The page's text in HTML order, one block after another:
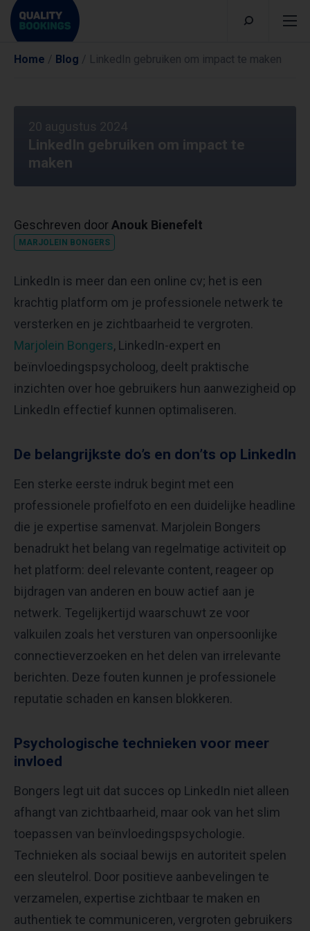
Home / Blog / LinkedIn gebruiken om impact te maken
20 augustus 2024
LinkedIn gebruiken om impact te
maken
Geschreven door Anouk Bienefelt
MARJOLEIN BONGERS
LinkedIn is meer dan een online cv; het is een
krachtig platform om je professionele netwerk te
versterken en je zichtbaarheid te vergroten.
Marjolein Bongers, LinkedIn-expert en
beïnvloedingspsycholoog, deelt praktische
inzichten over hoe gebruikers hun aanwezigheid op
LinkedIn effectief kunnen optimaliseren.
De belangrijkste do’s en don’ts op LinkedIn
Een sterke eerste indruk begint met een
professionele profielfoto en een duidelijke headline
die je expertise samenvat. Marjolein Bongers
benadrukt het belang van regelmatige activiteit op
het platform: deel relevante content, reageer op
bijdragen van anderen en bouw actief aan je
netwerk. Tegelijkertijd waarschuwt ze voor
valkuilen zoals het versturen van onpersoonlijke
connectieverzoeken en het delen van irrelevante
berichten. Deze fouten kunnen je professionele
reputatie schaden en kansen blokkeren.
Psychologische technieken voor meer
invloed
Bongers legt uit dat succes op LinkedIn niet alleen
afhangt van zichtbaarheid, maar ook van het slim
toepassen van beïnvloedingspsychologie.
Technieken als sociaal bewijs en autoriteit spelen
een sleutelrol. Door positieve aanbevelingen te
verzamelen, expertise zichtbaar te maken en
authentiek te communiceren, vergroten gebruikers